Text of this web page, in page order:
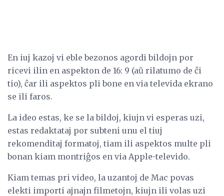
En iuj kazoj vi eble bezonos agordi bildojn por
ricevi ilin en aspekton de 16: 9 (aŭ rilatumo de ĉi
tio), ĉar ili aspektos pli bone en via televida ekrano
se ili faros.
La ideo estas, ke se la bildoj, kiujn vi esperas uzi,
estas redaktataj por subteni unu el tiuj
rekomenditaj formatoj, tiam ili aspektos multe pli
bonan kiam montriĝos en via Apple-televido.
Kiam temas pri video, la uzantoj de Mac povas
elekti importi ajnajn filmetojn, kiujn ili volas uzi